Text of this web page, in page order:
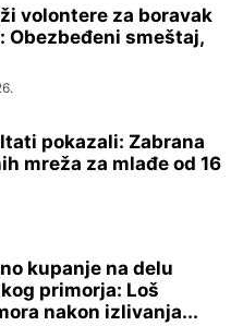
volontere za boravak
Obezbeđeni smeštaj,
pokazali: Zabrana
mreža za mlađe od 16
kupanje na delu
primorja: Loš
nakon izlivanja...